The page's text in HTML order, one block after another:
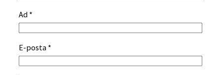
Ad *
E-posta *